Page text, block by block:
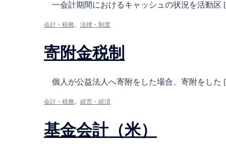
一会計期間におけるキャッシュの状況を活動
会計・税務、 法律・制度
寄附金税制
個人が公益法人へ寄附をした場合、寄附をし
会計・税務、 経営・経済
基金会計（米）